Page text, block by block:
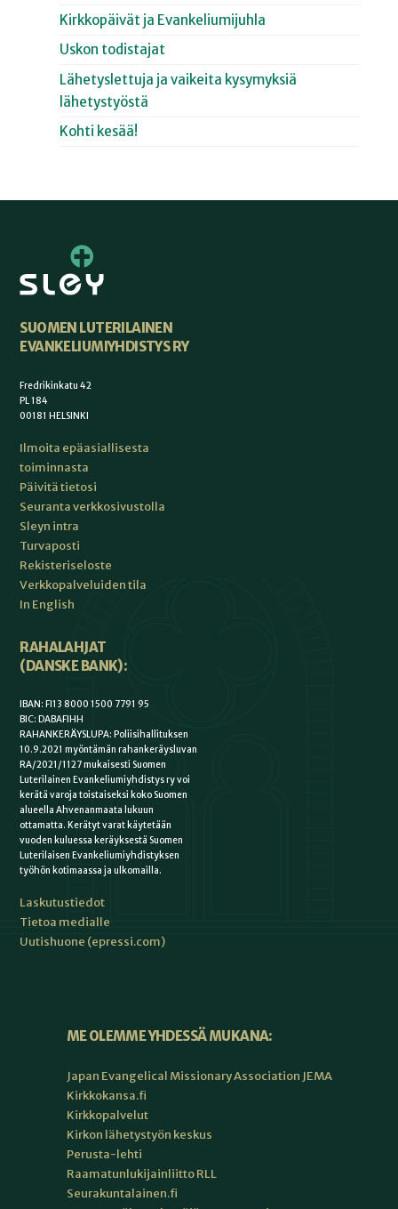
Kirkkopäivät ja Evankeliumijuhla
Uskon todistajat
Lähetyslettuja ja vaikeita kysymyksiä
lähetystyöstä
Kohti kesää!
SUOMEN LUTERILAINEN
EVANKELIUMIYHDISTYS RY
Fredrikinkatu 42
PL 184
00181 HELSINKI
Ilmoita epäasiallisesta
toiminnasta
Päivitä tietosi
Seuranta verkkosivustolla
Sleyn intra
Turvaposti
Rekisteriseloste
Verkkopalveluiden tila
In English
RAHALAHJAT
(DANSKE BANK):
IBAN: FI13 8000 1500 7791 95
BIC: DABAFIHH
RAHANKERÄYSLUPA: Poliisihallituksen
10.9.2021 myöntämän rahankeräysluvan
RA/2021/1127 mukaisesti Suomen
Luterilainen Evankeliumiyhdistys ry voi
kerätä varoja toistaiseksi koko Suomen
alueella Ahvenanmaata lukuun
ottamatta. Kerätyt varat käytetään
vuoden kuluessa keräyksestä Suomen
Luterilaisen Evankeliumiyhdistyksen
työhön kotimaassa ja ulkomailla.
Laskutustiedot
Tietoa medialle
Uutishuone (epressi.com)
ME OLEMME YHDESSÄ MUKANA:
Japan Evangelical Missionary Association JEMA
Kirkkokansa.fi
Kirkkopalvelut
Kirkon lähetystyön keskus
Perusta-lehti
Raamatunlukijainliitto RLL
Seurakuntalainen.fi